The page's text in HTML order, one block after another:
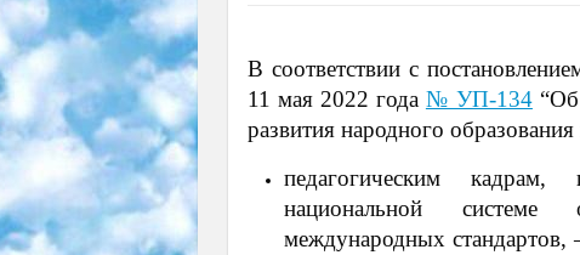
В соответствии с
11 мая 2022 года № УП-134“Об
развития народного
педагогическим
национальной системе
международных